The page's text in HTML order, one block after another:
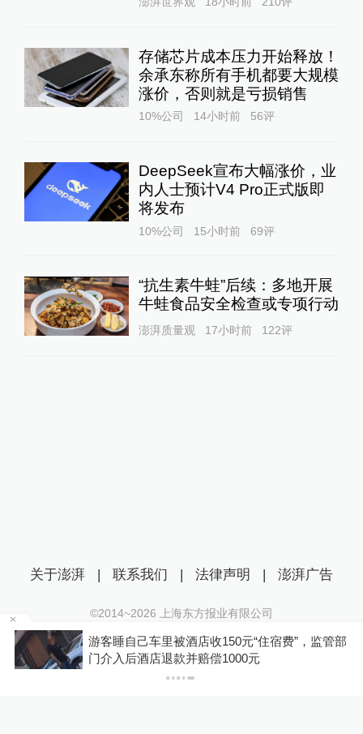
存储芯片成本压力开始释放！
余承东称所有手机都要大规模
涨价，否则就是亏损销售
10%公司 14小时前 56评
DeepSeek宣布大幅涨价，业
内人士预计V4 Pro正式版即
将发布
10%公司 15小时前 69评
“抗生素牛蛙”后续：多地开展
牛蛙食品安全检查或专项行动
澎湃质量观 17小时前 122评
你有权知道更
己车里被酒店收150元“住宿费”，监管部
酒店退款并赔偿1000元
关于澎湃 | 联系我们 | 法律声明 | 澎湃广告
©2014~2026 上海东方报业有限公司
沪ICP证：沪B2-20170116 | 沪ICP备14003370号
互联网新闻信息服务许可证：31120170006
沪公网安备 31010602000299号